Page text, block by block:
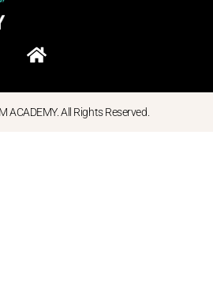
ACADEMY. All Rights Reserved.